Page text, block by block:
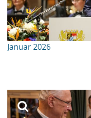
Januar 2026